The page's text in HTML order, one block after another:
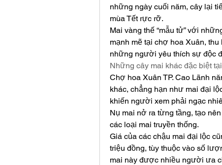
những ngày cuối năm, cây lại
mùa Tết rực rỡ.
Mai vàng thế “mẫu tử” với
mạnh mẽ tại chợ hoa Xuân,
những người yêu thích sự độc
Những cây mai khác đặc biệt
Chợ hoa Xuân TP. Cao Lãnh
khác, chẳng hạn như mai đại
khiến người xem phải ngạc
Nụ mai nở ra từng tầng, tạo
các loại mai truyền thống.
Giá của các chậu mai đại lộc
triệu đồng, tùy thuộc vào số
mai này được nhiều người ưa